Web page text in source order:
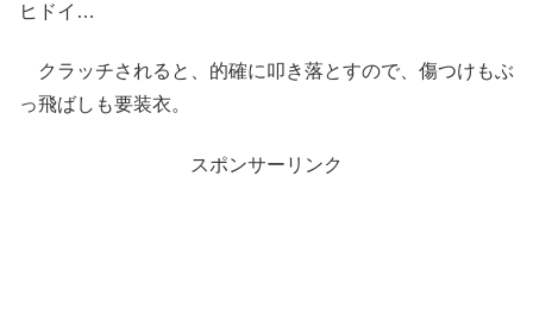
ヒドイ…
クラッチされると、的確に叩き落とすので、傷つけもぶ
っ飛ばしも要装衣。
スポンサーリンク